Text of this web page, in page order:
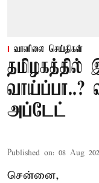
வானிலை செய்திகள்
தமிழகத்தில்
அப்டேட்
Published on: 08 Aug
சென்னை,